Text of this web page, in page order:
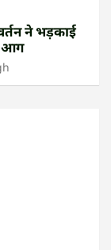
ने भड़काई
आग